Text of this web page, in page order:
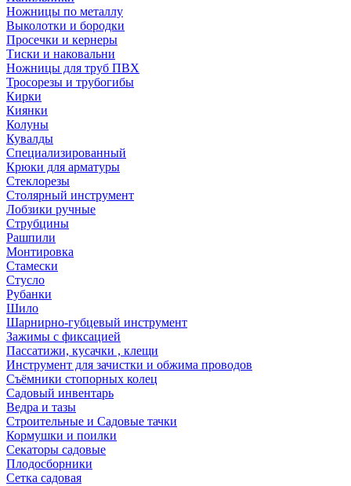
Ножницы по металлу
Выколотки и бородки
Просечки и кернеры
Тиски и наковальни
Ножницы для труб ПВХ
Тросорезы и трубогибы
Кирки
Киянки
Колуны
Кувалды
Специализированный
Крюки для арматуры
Стеклорезы
Столярный инструмент
Лобзики ручные
Струбцины
Рашпили
Монтировка
Стамески
Стусло
Рубанки
Шило
Шарнирно-губцевый инструмент
Зажимы с фиксацией
Пассатижи, кусачки , клещи
Инструмент для зачистки и обжима проводов
Съёмники стопорных колец
Садовый инвентарь
Ведра и тазы
Строительные и Садовые тачки
Кормушки и поилки
Секаторы садовые
Плодосборники
Сетка садовая